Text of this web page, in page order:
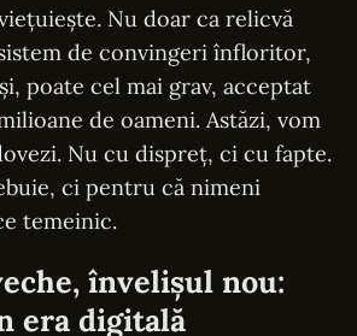
Nu doar ca relicvă
de convingeri înfloritor,
poate cel mai grav, acceptat
de oameni. Astăzi, vom
Nu cu dispreț, ci cu fapte.
ci pentru că nimeni
temeinic.
învelișul nou:
era digitală